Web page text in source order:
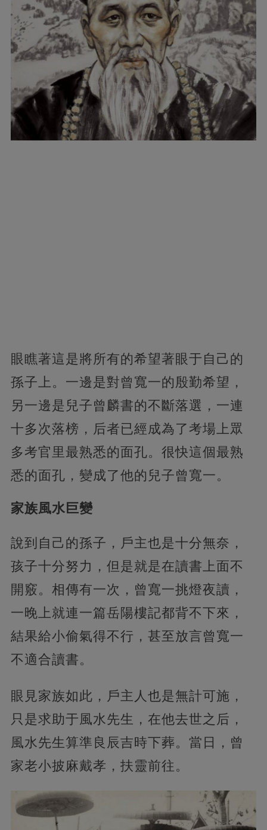
眼瞧著這是將所有的希望著眼于自己的
孫子上。一邊是對曾寬一的殷勤希望，
另一邊是兒子曾麟書的不斷落選，一連
十多次落榜，后者已經成為了考場上眾
多考官里最熟悉的面孔。很快這個最熟
悉的面孔，變成了他的兒子曾寬一。
家族風水巨變
說到自己的孫子，戶主也是十分無奈，
孩子十分努力，但是就是在讀書上面不
開竅。相傳有一次，曾寬一挑燈夜讀，
一晚上就連一篇岳陽樓記都背不下來，
結果給小偷氣得不行，甚至放言曾寬一
不適合讀書。
眼見家族如此，戶主人也是無計可施，
只是求助于風水先生，在他去世之后，
風水先生算準良辰吉時下葬。當日，曾
家老小披麻戴孝，扶靈前往。